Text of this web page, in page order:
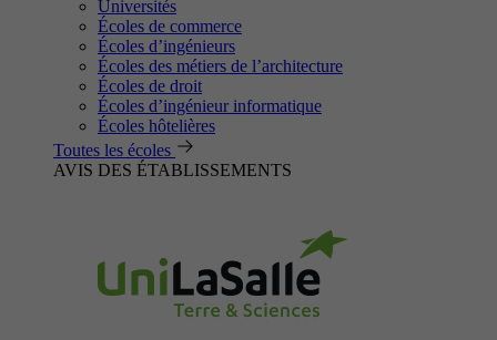
Universités
Écoles de commerce
Écoles d’ingénieurs
Écoles des métiers de l’architecture
Écoles de droit
Écoles d’ingénieur informatique
Écoles hôtelières
Toutes les écoles
AVIS DES ÉTABLISSEMENTS